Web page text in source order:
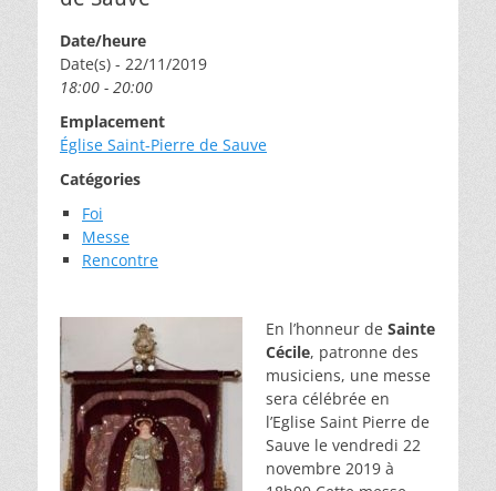
Date/heure
Date(s) - 22/11/2019
18:00 - 20:00
Emplacement
Église Saint-Pierre de Sauve
Catégories
Foi
Messe
Rencontre
En l’honneur de Sainte
Cécile, patronne des
musiciens, une messe
sera célébrée en
l’Eglise Saint Pierre de
Sauve le vendredi 22
novembre 2019 à